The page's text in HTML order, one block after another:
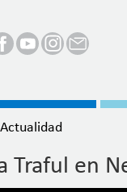
Actualidad
Traful en